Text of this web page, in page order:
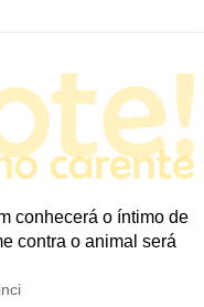
conhecerá o íntimo de
contra o animal será